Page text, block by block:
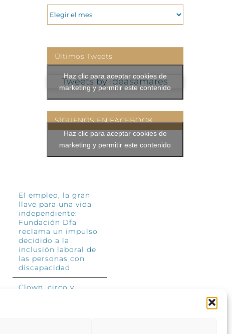
ARCHIVOS
Últimos Tweets
Tweets by ideasamares
Haz clic para aceptar cookies de
marketing y permitir este contenido
SÍGUENOS EN FACEBOOK
Haz clic para aceptar cookies de
marketing y permitir este contenido
El empleo, la gran
llave para una vida
independiente:
Fundación Dfa
reclama un impulso
decidido a la
inclusión laboral de
las personas con
discapacidad
Clown, circo y